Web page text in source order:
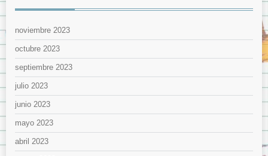
noviembre 2023
octubre 2023
septiembre 2023
julio 2023
junio 2023
mayo 2023
abril 2023